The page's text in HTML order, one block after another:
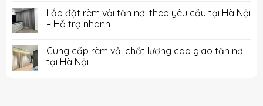
Lắp đặt rèm vải tận nơi theo yêu cầu tại Hà Nội
– Hỗ trợ nhanh
Cung cấp rèm vải chất lượng cao giao tận nơi
tại Hà Nội